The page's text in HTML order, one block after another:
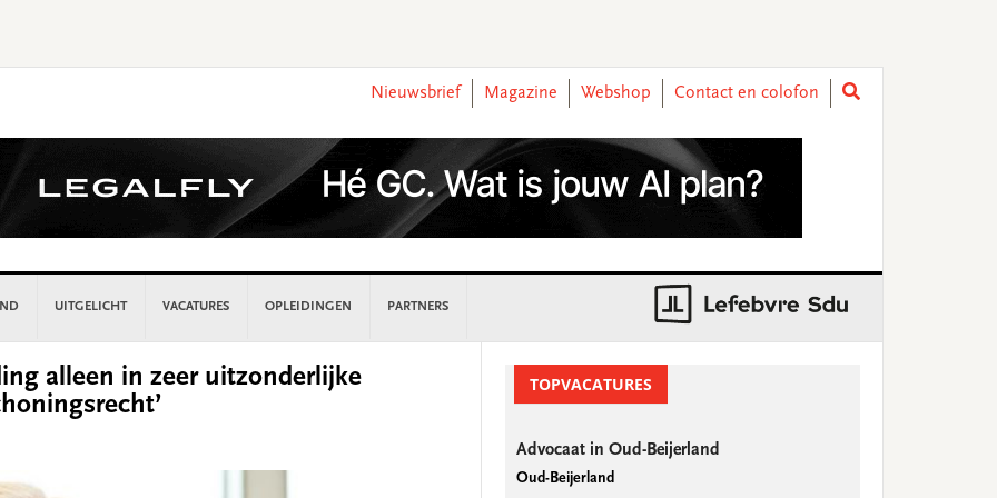
Nieuwsbrief
Magazine Webshop Contact en colofon
UITGELICHT VACATURES OPLEIDINGEN PARTNERS
alleen in zeer uitzonderlijke
SidebarTOPVACATURES
Advocaat in Oud-Beijerland
Oud-Beijerland